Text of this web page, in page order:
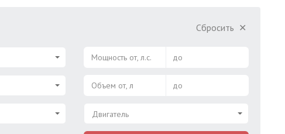
Сбросить ✕
Мощность от, л.с. до
Объем от, л до
Двигатель